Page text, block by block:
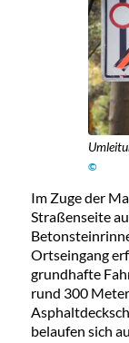
©
Im Zuge der
Straßenseite
Ortseingang
grundhafte
rund 300
belaufen sich